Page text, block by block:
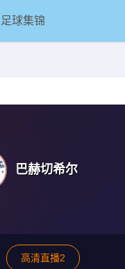
足球集锦
巴赫切希尔
高清直播2